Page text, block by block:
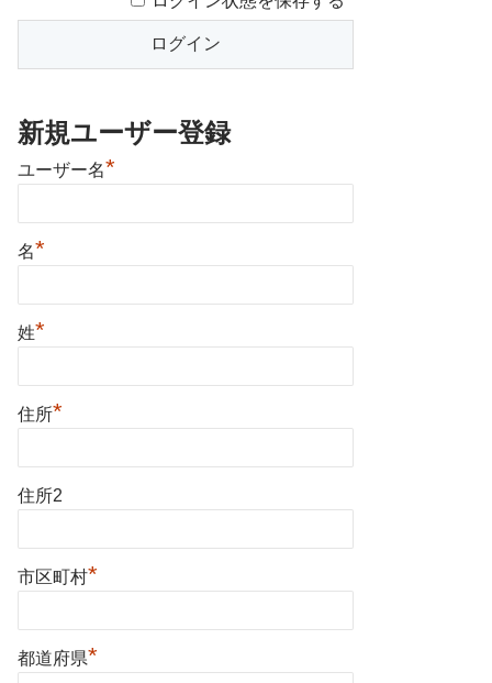
新規ユーザー登録
ユーザー名*
名*
姓*
住所*
住所2
市区町村*
都道府県*